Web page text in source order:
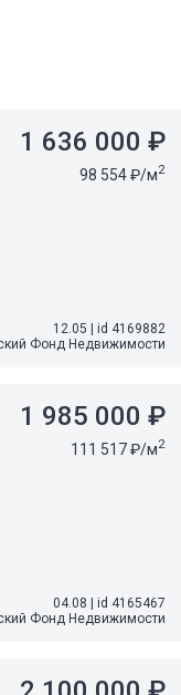
1 636 000 ₽
98 554 ₽/м2
12.05
id 4169882
Фонд Недвижимости
1 985 000 ₽
111 517 ₽/м2
04.08
id 4165467
Фонд Недвижимости